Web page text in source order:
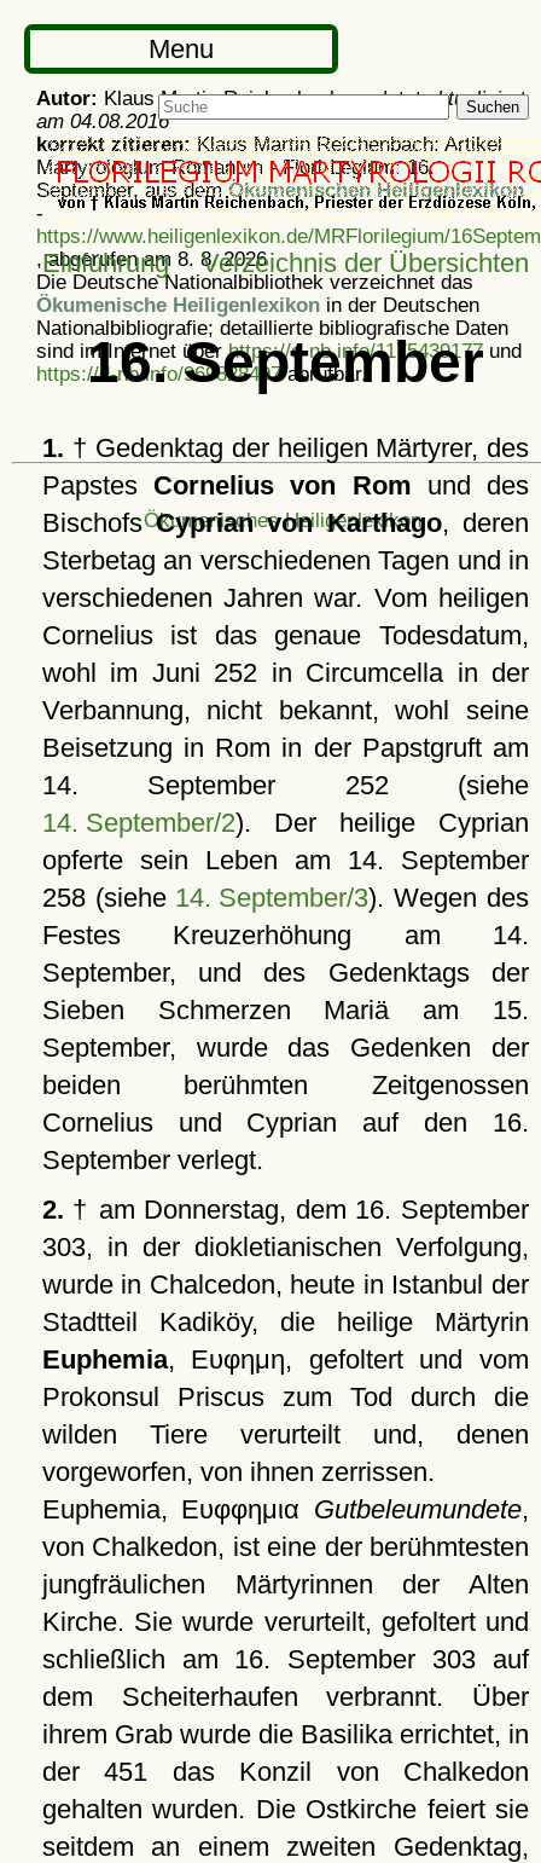
Menu
Suchen
Einführung Verzeichnis der Übersichten
16. September
1. † Gedenktag der heiligen Märtyrer, des
Papstes Cornelius von Rom und des
BischofsCyprian von Karthago, deren
Sterbetag an verschiedenen Tagen und in
verschiedenen Jahren war. Vom heiligen
Cornelius ist das genaue Todesdatum,
wohl im Juni 252 in Circumcella in der
Verbannung, nicht bekannt, wohl seine
Beisetzung in Rom in der Papstgruft am
14. September 252 (siehe
14. September/2). Der heilige Cyprian
opferte sein Leben am 14. September
258 (siehe 14. September/3). Wegen des
Festes Kreuzerhöhung am 14.
September, und des Gedenktags der
Sieben Schmerzen Mariä am 15.
September, wurde das Gedenken der
beiden berühmten Zeitgenossen
Cornelius und Cyprian auf den 16.
September verlegt.
2. † am Donnerstag, dem 16. September
303, in der diokletianischen Verfolgung,
wurde in Chalcedon, heute in Istanbul der
Stadtteil Kadiköy, die heilige Märtyrin
Euphemia, Ευφημη, gefoltert und vom
Prokonsul Priscus zum Tod durch die
wilden Tiere verurteilt und, denen
vorgeworfen, von ihnen zerrissen.
Euphemia, Ευφφημια Gutbeleumundete,
von Chalkedon, ist eine der berühmtesten
jungfräulichen Märtyrinnen der Alten
Kirche. Sie wurde verurteilt, gefoltert und
schließlich am 16. September 303 auf
dem Scheiterhaufen verbrannt. Über
ihrem Grab wurde die Basilika errichtet, in
der 451 das Konzil von Chalkedon
gehalten wurden. Die Ostkirche feiert sie
seitdem an einem zweiten Gedenktag,
Autor: Klaus Martin Reichenbach -zuletzt aktualisiert
am 04.08.2016
korrekt zitieren:Klaus Martin Reichenbach: Artikel
Martyrologium Romanum - Flori-Legium: 16.
September, aus demÖkumenischen Heiligenlexikon
-
https://www.heiligenlexikon.de/MRFlorilegium/
, abgerufen am 8. 8. 2026
Die Deutsche Nationalbibliothek verzeichnet das
Ökumenische Heiligenlexikon in der Deutschen
Nationalbibliografie; detaillierte bibliografische Daten
sind im Internet überhttps://d-nb.info/1175439177 und
https://d-nb.info/969828497abrufbar.
Ökumenisches Heiligenlexikon